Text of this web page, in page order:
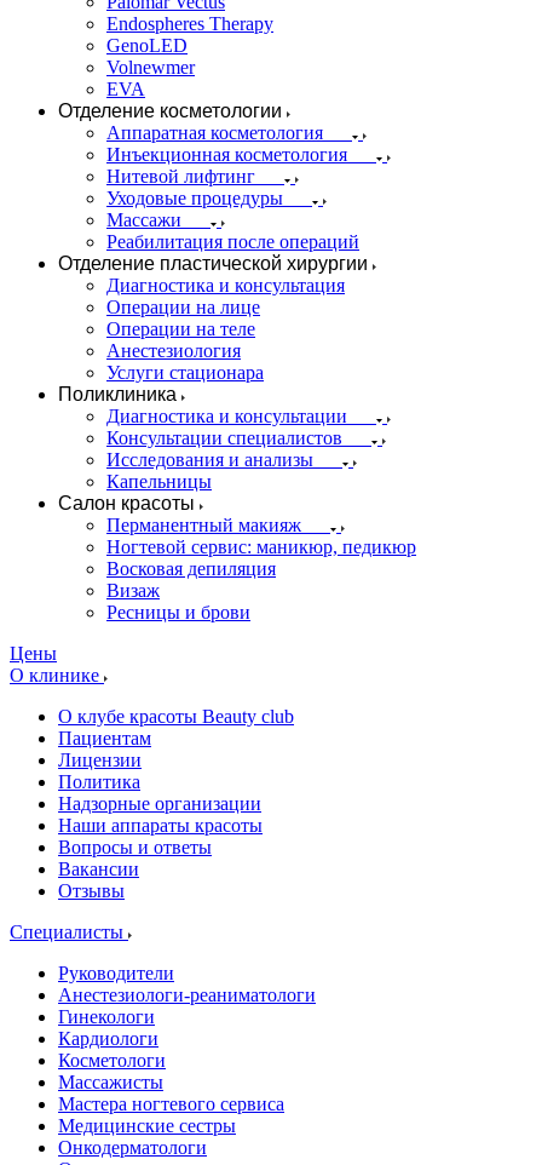
Endospheres Therapy
GenoLED
Volnewmer
EVA
Отделение косметологии
Аппаратная косметология
Инъекционная косметология
Нитевой лифтинг
Уходовые процедуры
Массажи
Реабилитация после операций
Отделение пластической хирургии
Диагностика и консультация
Операции на лице
Операции на теле
Анестезиология
Услуги стационара
Поликлиника
Диагностика и консультации
Консультации специалистов
Исследования и анализы
Капельницы
Салон красоты
Перманентный макияж
Ногтевой сервис: маникюр, педикюр
Восковая депиляция
Визаж
Ресницы и брови
Цены
О клинике
О клубе красоты Beauty club
Пациентам
Лицензии
Политика
Надзорные организации
Наши аппараты красоты
Вопросы и ответы
Вакансии
Отзывы
Специалисты
Руководители
Анестезиологи-реаниматологи
Гинекологи
Кардиологи
Косметологи
Массажисты
Мастера ногтевого сервиса
Медицинские сестры
Онкодерматологи